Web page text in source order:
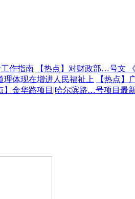
作指南 【热点】 对财政部…号文
理体现在增进人民福祉上 【热点】
】 金华路项目|哈尔滨路…号项目最